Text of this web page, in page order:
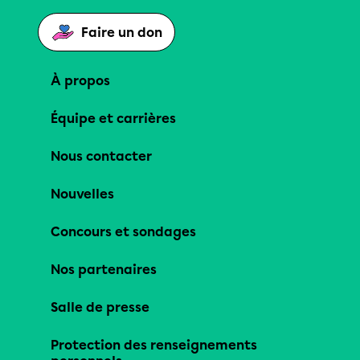
Faire un don
À propos
Équipe et carrières
Nous contacter
Nouvelles
Concours et sondages
Nos partenaires
Salle de presse
Protection des renseignements